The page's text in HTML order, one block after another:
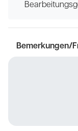
Bemerkungen/